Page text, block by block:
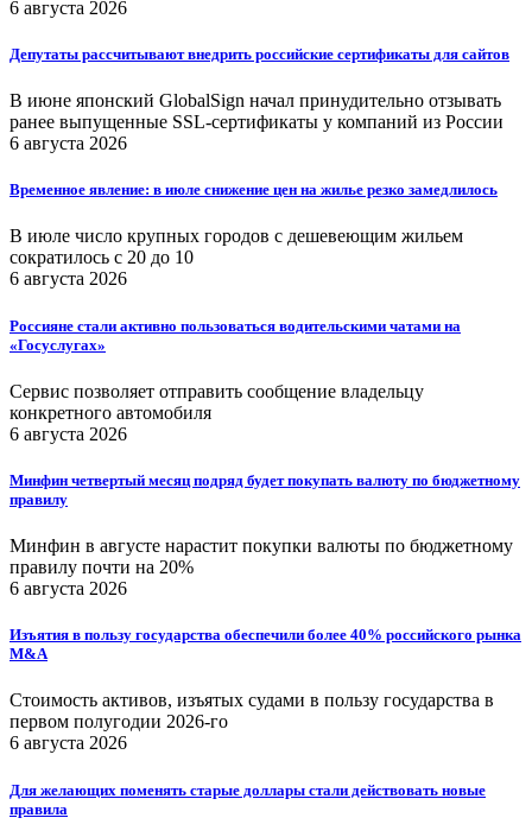
6 августа 2026
Депутаты рассчитывают внедрить российские сертификаты для сайтов
В июне японский GlobalSign начал принудительно отзывать
ранее выпущенные SSL-сертификаты у компаний из России
6 августа 2026
Временное явление: в июле снижение цен на жилье резко замедлилось
В июле число крупных городов с дешевеющим жильем
сократилось с 20 до 10
6 августа 2026
Россияне стали активно пользоваться водительскими чатами на
«Госуслугах»
Сервис позволяет отправить сообщение владельцу
конкретного автомобиля
6 августа 2026
Минфин четвертый месяц подряд будет покупать валюту по бюджетному
правилу
Минфин в августе нарастит покупки валюты по бюджетному
правилу почти на 20%
6 августа 2026
Изъятия в пользу государства обеспечили более 40% российского рынка
M&A
Стоимость активов, изъятых судами в пользу государства в
первом полугодии 2026-го
6 августа 2026
Для желающих поменять старые доллары стали действовать новые
правила